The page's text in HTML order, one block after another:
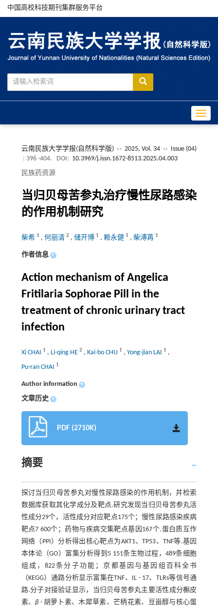
中国高校科技期刊集群服务平台
云南民族大学学报(自然科学版) ›› 2025, Vol. 34 ›› Issue (04)
: 396 -404.
DOI: 10.3969/j.issn.1672-8513.2025.04.003
民族药资源
当归贝母苦参丸治疗慢性尿路感染
的作用机制研究
柴希 1 , 何丽清 2 , 储开博 1 , 赖永健 1 , 柴溥苒 1
作者信息 +
Action mechanism of Angelica
Fritilaria Sophorae Pill in the
treatment of chronic urinary tract
infection
Xi CHAI 1 , Li-qing HE 2 , Kai-bo CHU 1 , Yong-jian LAI 1 ,
Pu-ran CHAI 1
Author information +
文章历史 +
PDF (2710K)
摘要
探讨当归贝母苦参丸对慢性尿路感染的作用机制，并检索
数据库获取其化学成分及靶点.研究发现当归贝母苦参丸活
性成分29个，活性成分对应靶点175个；慢性尿路感染疾病
靶点7 600个；药物与疾病交集靶点基因167个.蛋白质互作
网络（PPI）分析得出核心靶点为AKT1、TP53、TNF等.基因
本体论（GO）富集分析得到5 151条生物过程，489条细胞
组成，822条分子功能；京都基因与基因组百科全书
（KEGG）通路分析显示富集在TNF、IL - 17、TLRs等信号通
路.分子对接验证显示，当归贝母苦参丸主要活性成分槲皮
素、β - 胡萝卜素、木犀草素、芒柄花素、豆甾醇与核心蛋